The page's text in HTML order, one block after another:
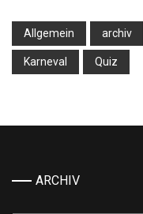
Allgemein archiv
Karneval Quiz
ARCHIV